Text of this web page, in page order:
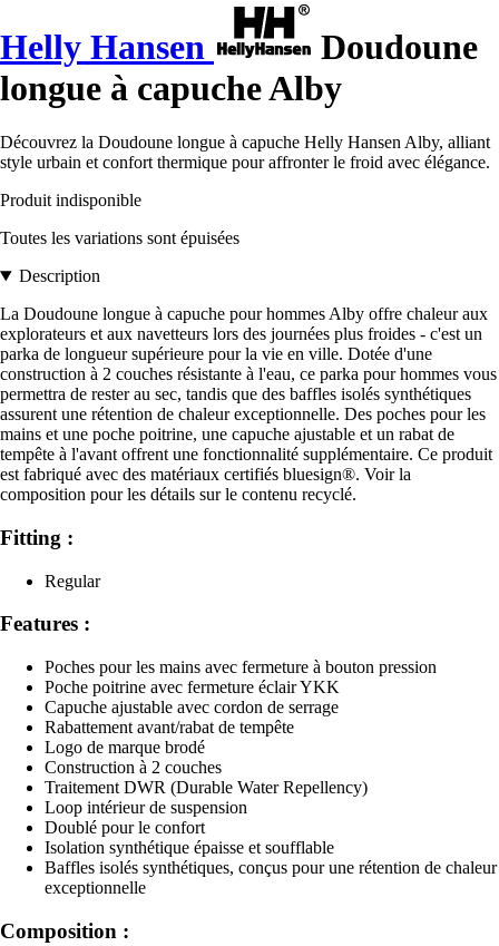
Helly Hansen
Doudoune
longue à capuche Alby
Découvrez la Doudoune longue à capuche Helly Hansen Alby, alliant
style urbain et confort thermique pour affronter le froid avec élégance.
Produit indisponible
Toutes les variations sont épuisées
Description
La Doudoune longue à capuche pour hommes Alby offre chaleur aux
explorateurs et aux navetteurs lors des journées plus froides - c'est un
parka de longueur supérieure pour la vie en ville. Dotée d'une
construction à 2 couches résistante à l'eau, ce parka pour hommes vous
permettra de rester au sec, tandis que des baffles isolés synthétiques
assurent une rétention de chaleur exceptionnelle. Des poches pour les
mains et une poche poitrine, une capuche ajustable et un rabat de
tempête à l'avant offrent une fonctionnalité supplémentaire. Ce produit
est fabriqué avec des matériaux certifiés bluesign®. Voir la
composition pour les détails sur le contenu recyclé.
Fitting :
Regular
Features :
Poches pour les mains avec fermeture à bouton pression
Poche poitrine avec fermeture éclair YKK
Capuche ajustable avec cordon de serrage
Rabattement avant/rabat de tempête
Logo de marque brodé
Construction à 2 couches
Traitement DWR (Durable Water Repellency)
Loop intérieur de suspension
Doublé pour le confort
Isolation synthétique épaisse et soufflable
Baffles isolés synthétiques, conçus pour une rétention de chaleur
exceptionnelle
Composition :